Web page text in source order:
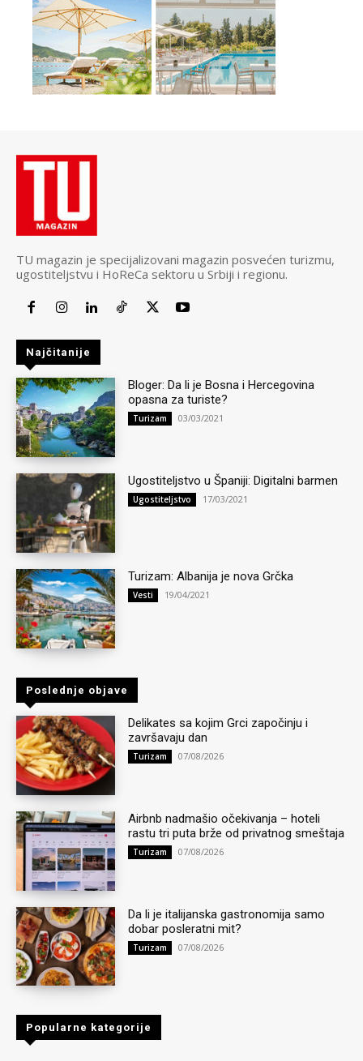
TU magazin je specijalizovani magazin posvećen turizmu,
ugostiteljstvu i HoReCa sektoru u Srbiji i regionu.
Najčitanije
Bloger: Da li je Bosna i Hercegovina
opasna za turiste?
Turizam 03/03/2021
Ugostiteljstvo u Španiji: Digitalni barmen
Ugostiteljstvo 17/03/2021
Turizam: Albanija je nova Grčka
Vesti 19/04/2021
Poslednje objave
Delikates sa kojim Grci započinju i
završavaju dan
Turizam 07/08/2026
Airbnb nadmašio očekivanja – hoteli
rastu tri puta brže od privatnog smeštaja
Turizam 07/08/2026
Da li je italijanska gastronomija samo
dobar posleratni mit?
Turizam 07/08/2026
Popularne kategorije